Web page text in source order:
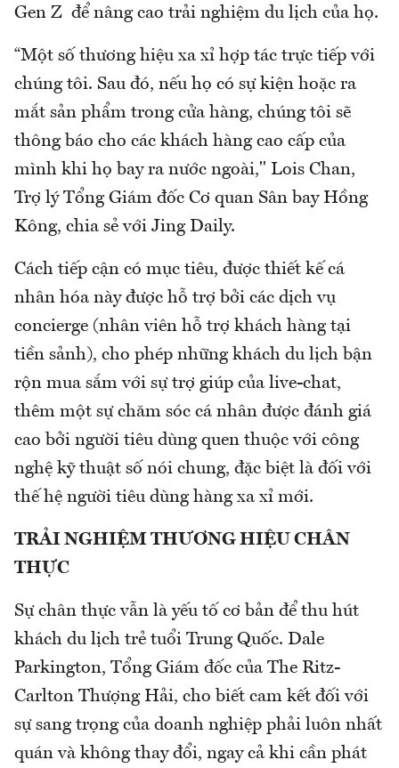
Gen Z để nâng cao trải nghiệm du lịch của họ.
“Một số thương hiệu xa xỉ hợp tác trực tiếp với
chúng tôi. Sau đó, nếu họ có sự kiện hoặc ra
mắt sản phẩm trong cửa hàng, chúng tôi sẽ
thông báo cho các khách hàng cao cấp của
mình khi họ bay ra nước ngoài," Lois Chan,
Trợ lý Tổng Giám đốc Cơ quan Sân bay Hồng
Kông, chia sẻ với Jing Daily.
Cách tiếp cận có mục tiêu, được thiết kế cá
nhân hóa này được hỗ trợ bởi các dịch vụ
concierge (nhân viên hỗ trợ khách hàng tại
tiền sảnh), cho phép những khách du lịch bận
rộn mua sắm với sự trợ giúp của live-chat,
thêm một sự chăm sóc cá nhân được đánh giá
cao bởi người tiêu dùng quen thuộc với công
nghệ kỹ thuật số nói chung, đặc biệt là đối với
thế hệ người tiêu dùng hàng xa xỉ mới.
TRẢI NGHIỆM THƯƠNG HIỆU CHÂN
THỰC
Sự chân thực vẫn là yếu tố cơ bản để thu hút
khách du lịch trẻ tuổi Trung Quốc. Dale
Parkington, Tổng Giám đốc của The Ritz-
Carlton Thượng Hải, cho biết cam kết đối với
sự sang trọng của doanh nghiệp phải luôn nhất
quán và không thay đổi, ngay cả khi cần phát